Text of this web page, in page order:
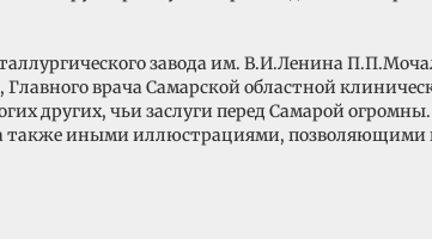
завода им. В.И.Ленина
врача Самарской областной
других, чьи заслуги перед Самарой огромны.
также иными иллюстрациями, позволяющими